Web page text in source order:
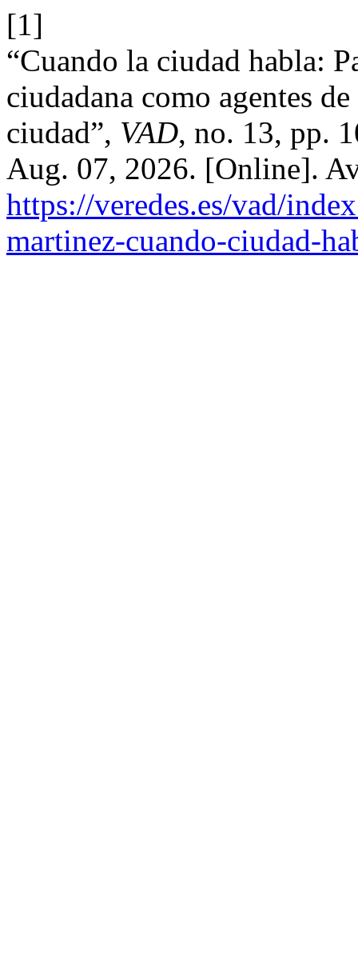
[1]
“Cuando la ciudad habla:
ciudadana como agentes
ciudad”, VAD, no. 13, pp.
Aug. 07, 2026. [Online].
https://veredes.es/vad/
martinez-cuando-ciudad-